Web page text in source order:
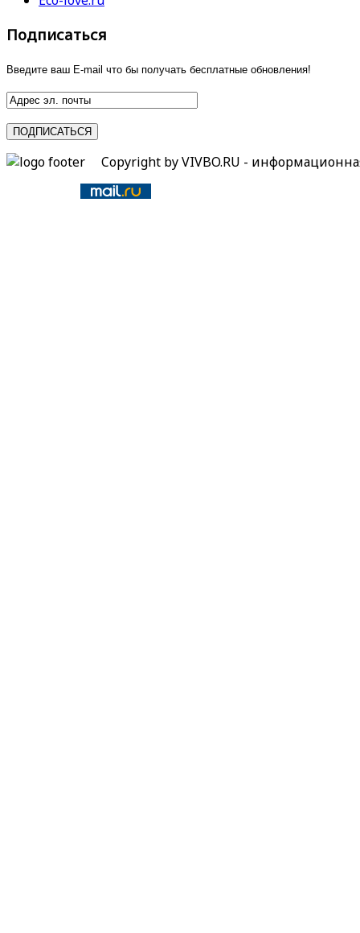
Подписаться
Введите ваш E-mail что бы получать бесплатные обновления!
Copyright by VIVBO.RU -